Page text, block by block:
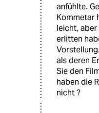
anfühlte.
Kommetar
leicht,
erlitten
als deren
Sie den
haben die
nicht ?